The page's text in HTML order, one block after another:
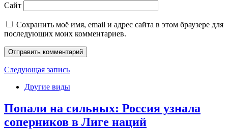
Сайт
Сохранить моё имя, email и адрес сайта в этом браузере для
последующих моих комментариев.
Следующая запись
Другие виды
Попали на сильных: Россия узнала
соперников в Лиге наций